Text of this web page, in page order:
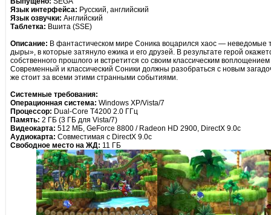
Язык интерфейса: Русский, английский
Язык озвучки: Английский
Таблетка: Вшита (SSE)
Описание: В фантастическом мире Соника воцарился хаос —
дыры», в которые затянуло ежика и его друзей. В результате герой
собственного прошлого и встретится со своим классическим
Современный и классический Соники должны разобраться с новым
же стоит за всеми этими странными событиями.
Cистемные требования:
Операционная система: Windows XP/Vista/7
Процессор: Dual-Core T4200 2.0 ГГц
Память: 2 ГБ (3 ГБ для Vista/7)
Видеокарта: 512 МБ, GeForce 8800 / Radeon HD 2900, DirectX 9.0с
Аудиокарта: Совместимая с DirectX 9.0с
Свободное место на ЖД: 11 ГБ